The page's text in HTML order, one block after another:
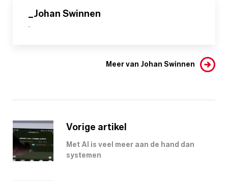
_Johan Swinnen
-
Meer van Johan Swinnen
Vorige artikel
Met AI is veel meer aan de hand dan
systemen